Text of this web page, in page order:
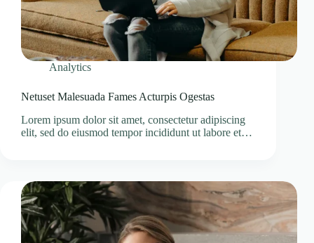
Analytics
Netuset Malesuada Fames Acturpis Ogestas
Lorem ipsum dolor sit amet, consectetur adipiscing
elit, sed do eiusmod tempor incididunt ut labore et…